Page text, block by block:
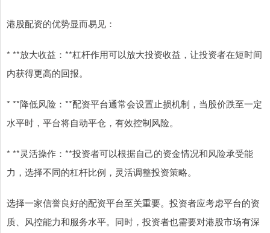
港股配资的优势显而易见：
* **放大收益：**杠杆作用可以放大投资收益，让投资者在短时间
内获得更高的回报。
* **降低风险：**配资平台通常会设置止损机制，当股价跌至一定
水平时，平台将自动平仓，有效控制风险。
* **灵活操作：**投资者可以根据自己的资金情况和风险承受能
力，选择不同的杠杆比例，灵活调整投资策略。
选择一家信誉良好的配资平台至关重要。投资者应考虑平台的资
质、风控能力和服务水平。同时，投资者也需要对港股市场有深